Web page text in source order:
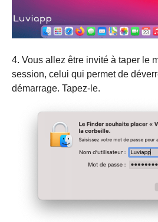
4. Vous allez être invité à taper le
session, celui qui permet de
démarrage. Tapez-le.